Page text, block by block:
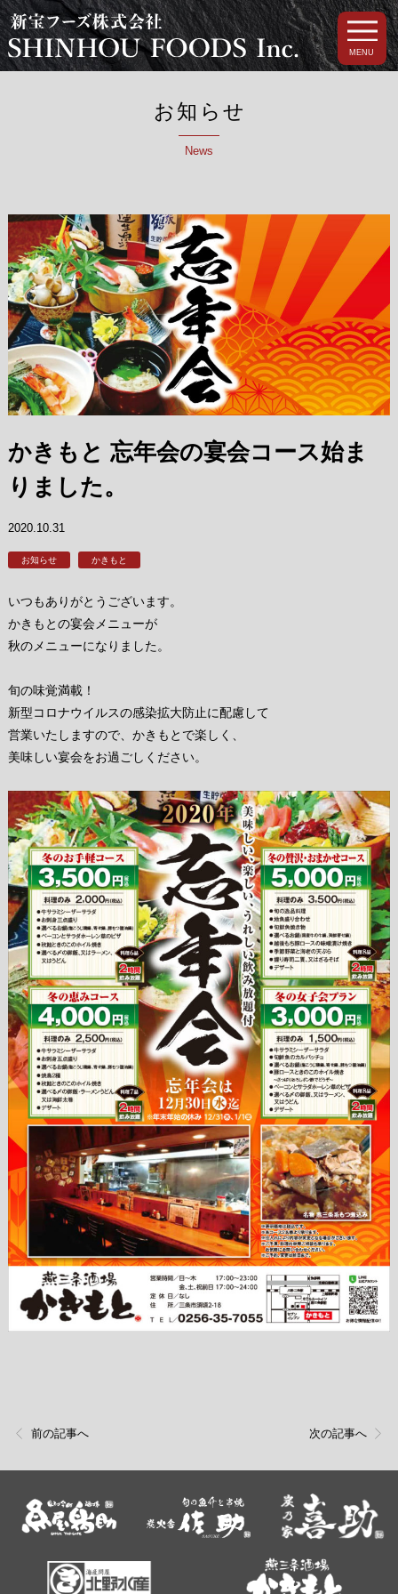
MENU
お知らせ
News
かきもと 忘年会の宴会コース始ま
りました。
2020.10.31
お知らせ かきもと
いつもありがとうございます。
かきもとの宴会メニューが
秋のメニューになりました。
旬の味覚満載！
新型コロナウイルスの感染拡大防止に配慮して
営業いたしますので、かきもとで楽しく、
美味しい宴会をお過ごしください。
前の記事へ 次の記事へ